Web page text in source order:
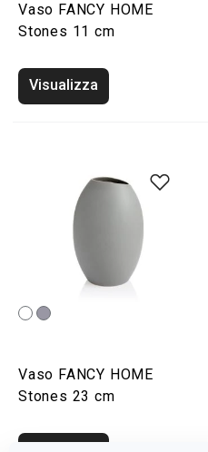
Vaso FANCY HOME
Stones 11 cm
Visualizza
Vaso FANCY HOME
Stones 23 cm